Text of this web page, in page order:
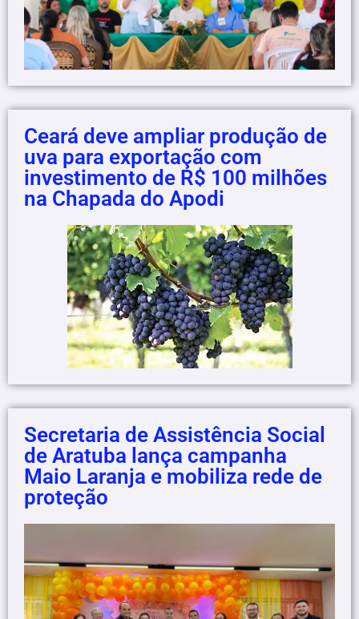
Ceará deve ampliar produção de
uva para exportação com
investimento de R$ 100 milhões
na Chapada do Apodi
Secretaria de Assistência Social
de Aratuba lança campanha
Maio Laranja e mobiliza rede de
proteção